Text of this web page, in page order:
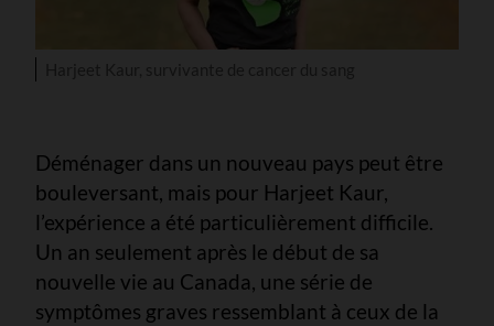
Déménager dans un nouveau pays peut être
bouleversant, mais pour Harjeet Kaur,
l’expérience a été particulièrement difficile.
Un an seulement après le début de sa
nouvelle vie au Canada, une série de
symptômes graves ressemblant à ceux de la